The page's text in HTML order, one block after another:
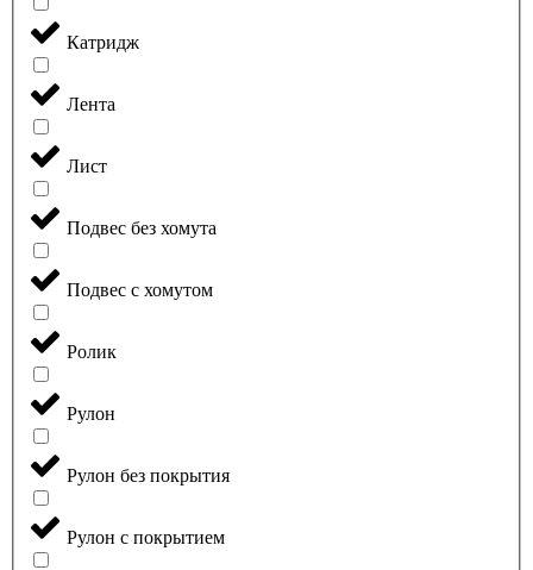
Катридж
Лента
Лист
Подвес без хомута
Подвес с хомутом
Ролик
Рулон
Рулон без покрытия
Рулон с покрытием